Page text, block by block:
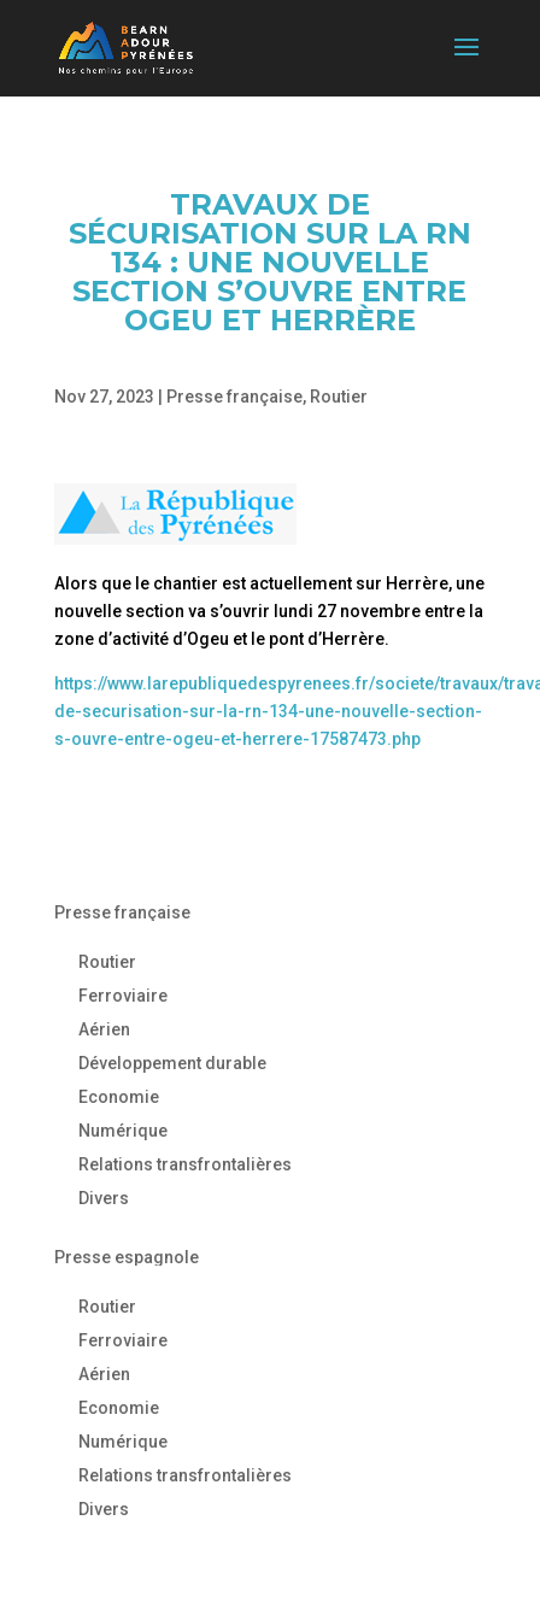
TRAVAUX DE
SÉCURISATION SUR LA RN
134 : UNE NOUVELLE
SECTION S’OUVRE ENTRE
OGEU ET HERRÈRE
Nov 27, 2023 Presse française, Routier
Alors que le chantier est actuellement sur Herrère, une
nouvelle section va s’ouvrir lundi 27 novembre entre la
zone d’activité d’Ogeu et le pont d’Herrère.
https://www.larepubliquedespyrenees.fr/societe/travaux/
de-securisation-sur-la-rn-134-une-nouvelle-section-
s-ouvre-entre-ogeu-et-herrere-17587473.php
Presse française
Routier
Ferroviaire
Aérien
Développement durable
Economie
Numérique
Relations transfrontalières
Divers
Presse espagnole
Routier
Ferroviaire
Aérien
Economie
Numérique
Relations transfrontalières
Divers